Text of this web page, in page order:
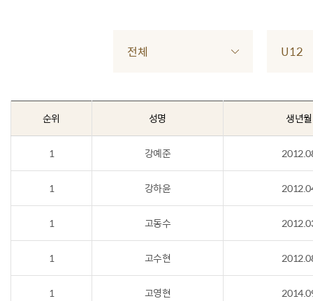
전체 U12
순위 성명 생년월
1 강예준
1 강하윤
1 고동수
1 고수현
1 고영현